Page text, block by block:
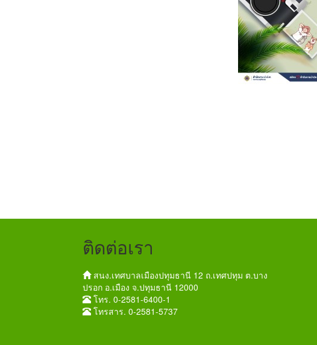
ติดต่อเรา
สนง.เทศบาลเมืองปทุมธานี 12 ถ.เทศปทุม ต.บาง
ปรอก อ.เมือง จ.ปทุมธานี 12000
โทร. 0-2581-6400-1
โทรสาร. 0-2581-5737